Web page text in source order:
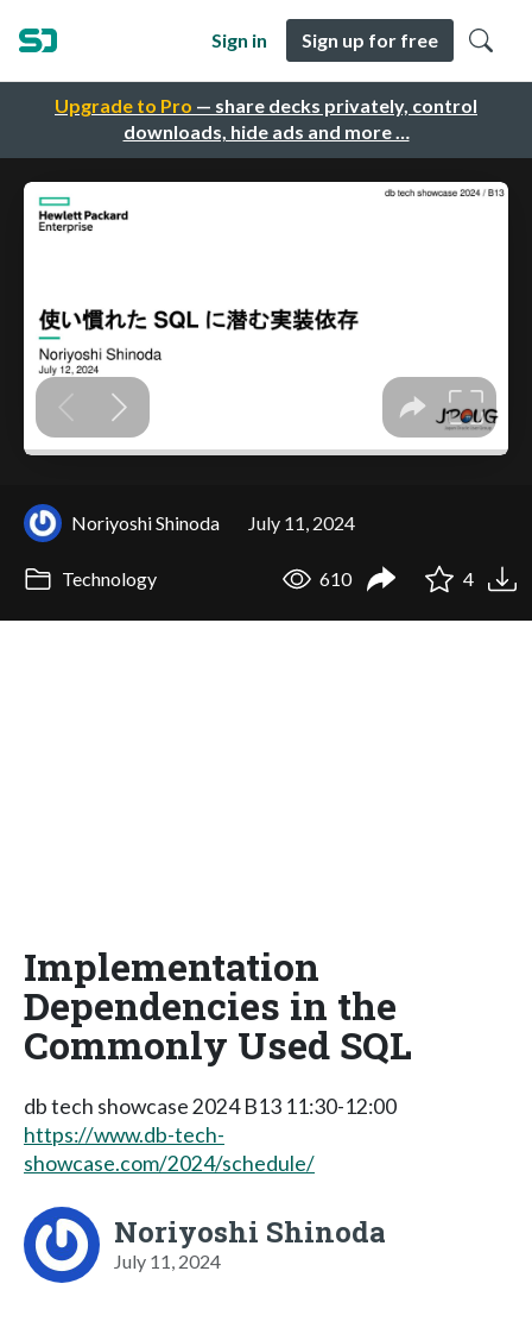
Upgrade to Pro — share decks privately, control
downloads, hide ads and more …
Sign in Sign up for free
Noriyoshi Shinoda July 11, 2024
Technology 610 4
Implementation
Dependencies in the
Commonly Used SQL
db tech showcase 2024 B13 11:30-12:00
https://www.db-tech-
showcase.com/2024/schedule/
Noriyoshi Shinoda
July 11, 2024